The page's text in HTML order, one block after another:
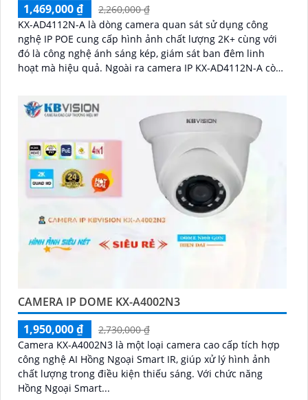
1,469,000 ₫
2,260,000 ₫
KX-AD4112N-A là dòng camera quan sát sử dụng công
nghệ IP POE cung cấp hình ảnh chất lượng 2K+ cùng với
đó là công nghệ ánh sáng kép, giám sát ban đêm linh
hoạt mà hiệu quả. Ngoài ra camera IP KX-AD4112N-A còn
CAMERA IP DOME KX-A4002N3
1,950,000 ₫
2,730,000 ₫
Camera KX-A4002N3 là một loại camera cao cấp tích hợp
công nghệ AI Hồng Ngoại Smart IR, giúp xử lý hình ảnh
chất lượng trong điều kiện thiếu sáng. Với chức năng
Hồng Ngoại Smart...